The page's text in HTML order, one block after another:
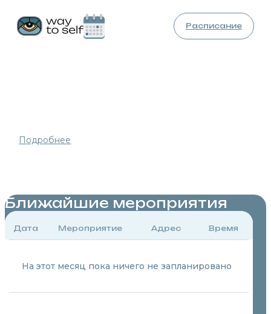
Расписание
Подробнее
Ближайшие мероприятия
Дата Мероприятие Адрес Время
На этот месяц пока ничего не запланировано